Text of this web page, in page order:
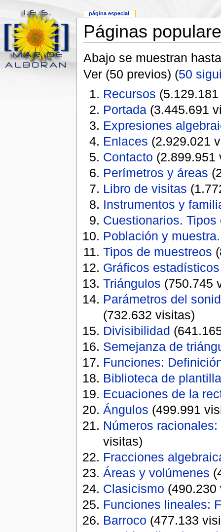
Páginas
Abajo se muestran
Ver (50 previos) (50
Recursos
Portada (3.445.691
Expresiones
Enlaces (2.929.021
Contacto (2.899.951
Perímetros y áreas
Libro de visitas
Instrumentos y
Cuestionarios. Tipos
Población y
Tipos de muestreos
Gráficos estadísticos
Triángulos (750.745
­Parámetros del
(732.632 visitas)
Divisibilidad
Semejanza de
Funciones:
Biblioteca de
Ecuaciones de la
Ángulos (499.991
Números
visitas)
Fracciones
Áreas y volúmenes
Clasicismo (490.230
Funciones lineales:
Barroco (477.133
página especial